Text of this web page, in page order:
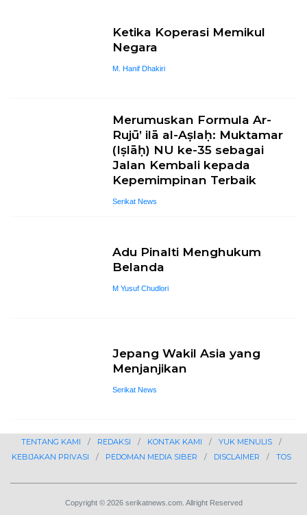
Ketika Koperasi Memikul
Negara
M. Hanif Dhakiri
Merumuskan Formula Ar-
Rujū’ ilā al-Aṣlaḥ: Muktamar
(Iṣlāḥ) NU ke-35 sebagai
Jalan Kembali kepada
Kepemimpinan Terbaik
Serikat News
Adu Pinalti Menghukum
Belanda
M Yusuf Chudlori
Jepang Wakil Asia yang
Menjanjikan
Serikat News
TENTANG KAMI REDAKSI KONTAK KAMI
YUK MENULIS
KEBIJAKAN PRIVASI
PEDOMAN MEDIA SIBER DISCLAIMER TOS
Copyright © 2026 serikatnews.com. Allright Reserved